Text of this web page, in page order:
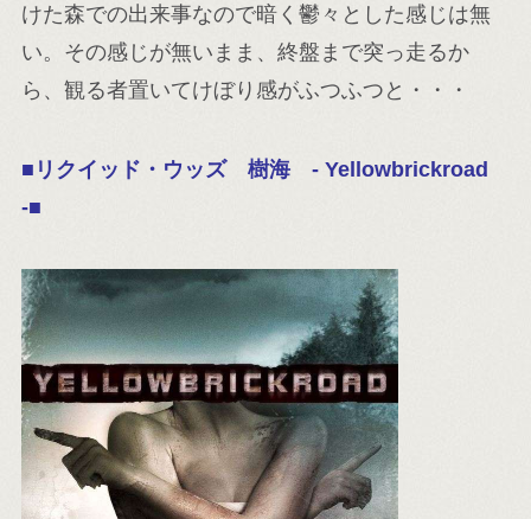
けた森での出来事なので暗く鬱々とした感じは無
い。その感じが無いまま、終盤まで突っ走るか
ら、観る者置いてけぼり感がふつふつと・・・
■リクイッド・ウッズ 樹海 - Yellowbrickroad
-■